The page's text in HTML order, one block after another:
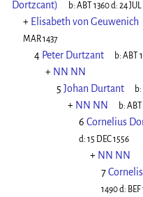
Dortzcant)
b:ABT 1360d:24 JUL
+ Elisabeth von Geuwenich
MAR 1437
4 Peter Durtzant b:ABT
+ NN NN
5 Johan Durtant b:
+ NN NN b:ABT
6 Cornelius
d: 15 DEC 1556
+ NN NN
7
1490d: